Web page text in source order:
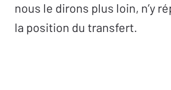
nous le dirons plus loin, n’y
la position du transfert.